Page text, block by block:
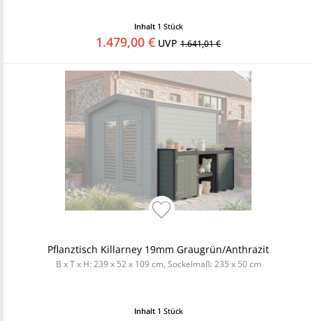
Inhalt 1 Stück
1.479,00 € UVP 1.641,01 €
Pflanztisch Killarney 19mm Graugrün/Anthrazit
B x T x H: 239 x 52 x 109 cm, Sockelmaß: 235 x 50 cm
Inhalt 1 Stück